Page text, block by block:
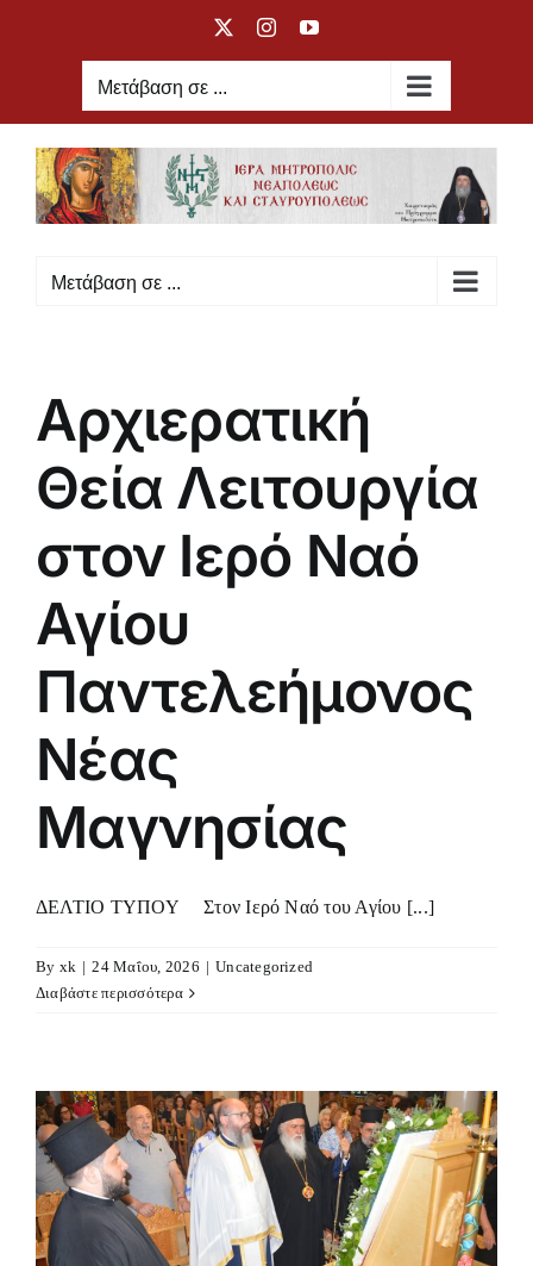
X InstagramYouTube
Μετάβαση σε ...
Μετάβαση σε ...
Αρχιερατική
Θεία Λειτουργία
στον Ιερό Ναό
Αγίου
Παντελεήμονος
Νέας
Μαγνησίας
ΔΕΛΤΙΟ ΤΥΠΟΥ Στον Ιερό Ναό του Αγίου [...]
By xk | 24 Μαΐου, 2026 | Uncategorized
Διαβάστε περισσότερα